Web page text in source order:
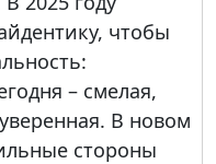
чтобы
– смелая,
В новом
стороны